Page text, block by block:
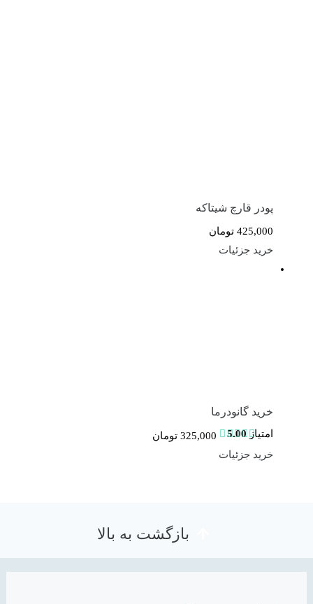
پودر قارچ شیتاکه
425,000 تومان
خرید جزئیات
خرید گانودرما
امتیاز5.00
325,000 تومان
خرید جزئیات
بازگشت به بالا